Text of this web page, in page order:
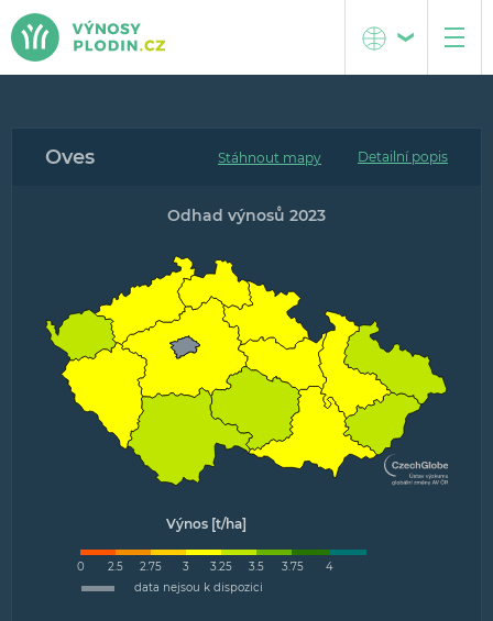
Metodika
Popis interaktivních map
Tým projektu
Kontakt
Střední Evropa
Oves Detailní popis
Odhad výnosů 2023
Výnos [t/ha]
0 2.5 2.75 3 3.25 3.5 3.75
4
data nejsou k dispozici